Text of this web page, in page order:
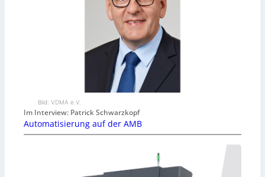
Bild: VDMA e.V.
Im Interview: Patrick Schwarzkopf
Automatisierung auf der AMB